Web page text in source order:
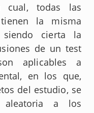
todas las
la misma
cierta la
de un test
aplicables a
en los que,
del estudio, se
aleatoria a los